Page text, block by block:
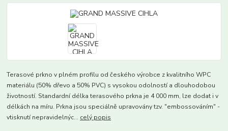
Terasové prkno v plném profilu od českého výrobce z kvalitního WPC
materiálu (50% dřevo a 50% PVC) s vysokou odolností a dlouhodobou
životností. Standardní délka terasového prkna je 4 000 mm, lze dodat i v
délkách na míru. Prkna jsou speciálně upravovány tzv. "embossováním" -
vtisknutí nepravidelnýc... celý popis